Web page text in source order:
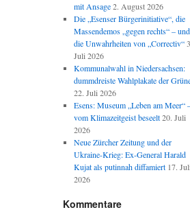
mit Ansage 2. August 2026
Die „Esenser Bürgerinitiative“, die
Massendemos „gegen rechts“ – und
die Unwahrheiten von „Correctiv“
Juli 2026
Kommunalwahl in Niedersachsen:
dummdreiste Wahlplakate der
22. Juli 2026
Esens: Museum „Leben am Meer“
vom Klimazeitgeist beseelt 20. Juli
2026
Neue Zürcher Zeitung und der
Ukraine-Krieg: Ex-General Harald
Kujat als putinnah diffamiert 17. Juli
2026
Kommentare